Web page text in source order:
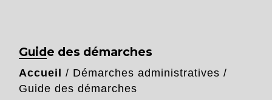
Guide des démarches
Accueil / Démarches administratives /
Guide des démarches